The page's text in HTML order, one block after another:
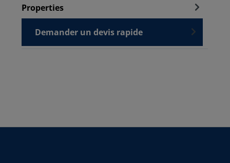
Properties
Demander un devis rapide